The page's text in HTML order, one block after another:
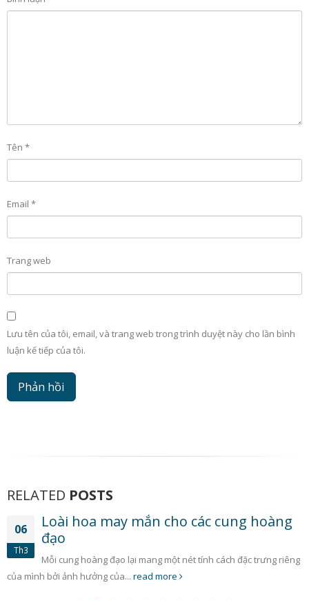
Tên *
Email *
Trang web
Lưu tên của tôi, email, và trang web trong trình duyệt này cho lần bình
luận kế tiếp của tôi.
RELATED POSTS
06
Th3
Loài hoa may mắn cho các cung hoàng
đạo
Mỗi cung hoàng đạo lại mang một nét tính cách đặc trưng riêng
của mình bởi ảnh hưởng của... read more